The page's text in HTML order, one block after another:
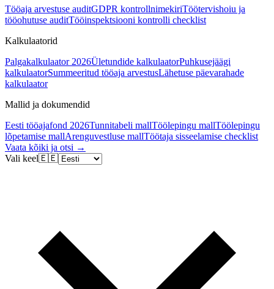
Tööaja arvestuse auditGDPR kontrollnimekiriTöötervishoiu ja
tööohutuse auditTööinspektsiooni kontrolli checklist
Kalkulaatorid
Palgakalkulaator 2026Ületundide kalkulaatorPuhkusejäägi
kalkulaatorSummeeritud tööaja arvestusLähetuse päevarahade
kalkulaator
Mallid ja dokumendid
Eesti tööajafond 2026Tunnitabeli mallTöölepingu mallTöölepingu
lõpetamise mallArenguvestluse mallTöötaja sisseelamise checklist
Vaata kõiki ja otsi →
Vali keel🇪🇪